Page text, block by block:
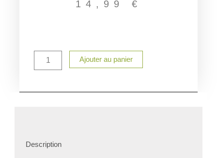
14,99 €
verre
Ajouter au panier
Description